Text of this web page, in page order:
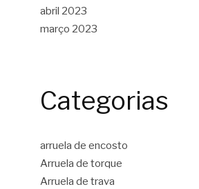
abril 2023
março 2023
Categorias
arruela de encosto
Arruela de torque
Arruela de trava